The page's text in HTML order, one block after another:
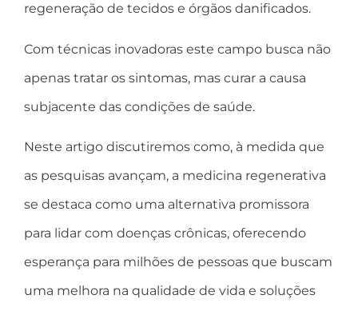
regeneração de tecidos e órgãos danificados.
Com técnicas inovadoras este campo busca não
apenas tratar os sintomas, mas curar a causa
subjacente das condições de saúde.
Neste artigo discutiremos como, à medida que
as pesquisas avançam, a medicina regenerativa
se destaca como uma alternativa promissora
para lidar com doenças crônicas, oferecendo
esperança para milhões de pessoas que buscam
uma melhora na qualidade de vida e soluções